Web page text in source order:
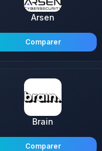
Arsen
Comparer
Brain
Comparer